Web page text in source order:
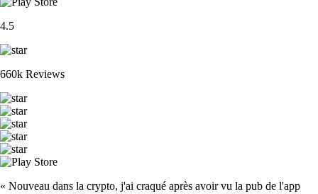
4.5
660k Reviews
« Nouveau dans la crypto, j'ai craqué après avoir vu la pub de l'app